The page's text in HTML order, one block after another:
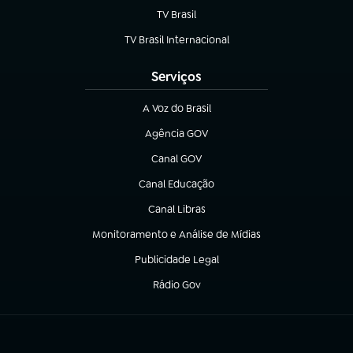
TV Brasil
(abre em nova aba)
TV Brasil Internacional
(abre em nova aba)
Serviços
A Voz do Brasil
(abre em nova aba)
Agência GOV
(abre em nova aba)
Canal GOV
(abre em nova aba)
Canal Educação
(abre em nova aba)
Canal Libras
(abre em nova aba)
Monitoramento e Análise de Mídias
(abre em nova aba)
Publicidade Legal
(abre em nova aba)
Rádio Gov
(abre em nova aba)